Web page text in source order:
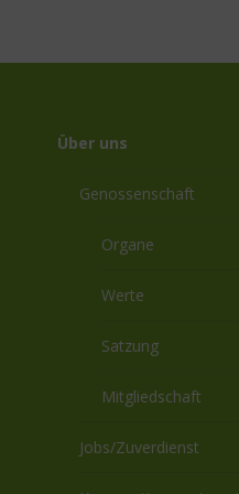
Über uns
Genossenschaft
Organe
Werte
Satzung
Mitgliedschaft
Jobs/Zuverdienst